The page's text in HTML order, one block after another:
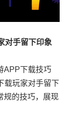
对手留下印象
APP下载技巧
载玩家对手留下
规的技巧，展现